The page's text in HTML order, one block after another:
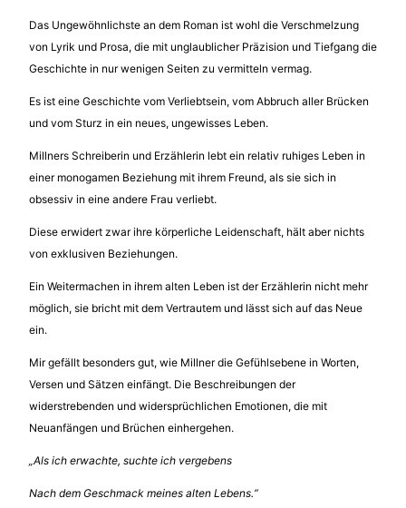
Das Ungewöhnlichste an dem Roman ist wohl die Verschmelzung
von Lyrik und Prosa, die mit unglaublicher Präzision und Tiefgang die
Geschichte in nur wenigen Seiten zu vermitteln vermag.
Es ist eine Geschichte vom Verliebtsein, vom Abbruch aller Brücken
und vom Sturz in ein neues, ungewisses Leben.
Millners Schreiberin und Erzählerin lebt ein relativ ruhiges Leben in
einer monogamen Beziehung mit ihrem Freund, als sie sich in
obsessiv in eine andere Frau verliebt.
Diese erwidert zwar ihre körperliche Leidenschaft, hält aber nichts
von exklusiven Beziehungen.
Ein Weitermachen in ihrem alten Leben ist der Erzählerin nicht mehr
möglich, sie bricht mit dem Vertrautem und lässt sich auf das Neue
ein.
Mir gefällt besonders gut, wie Millner die Gefühlsebene in Worten,
Versen und Sätzen einfängt. Die Beschreibungen der
widerstrebenden und widersprüchlichen Emotionen, die mit
Neuanfängen und Brüchen einhergehen.
„Als ich erwachte, suchte ich vergebens
Nach dem Geschmack meines alten Lebens.“